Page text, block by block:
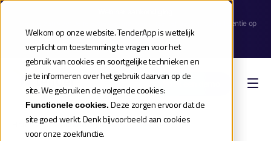
Welkom op onze website. TenderApp is wettelijk
verplicht om toestemming te vragen voor het
gebruik van cookies en soortgelijke technieken en
je te informeren over het gebruik daarvan op de
site. We gebruiken de volgende cookies:
Functionele cookies.Deze zorgen ervoor dat de
site goed werkt. Denk bijvoorbeeld aan cookies
voor onze zoekfunctie.
| Meld je aan voor de release webinar van onze TenderApp Scale licentie op
donderdag 10 september |
Reserveer je plek
Boek een demo
Home»Aanbestedingen 2026»